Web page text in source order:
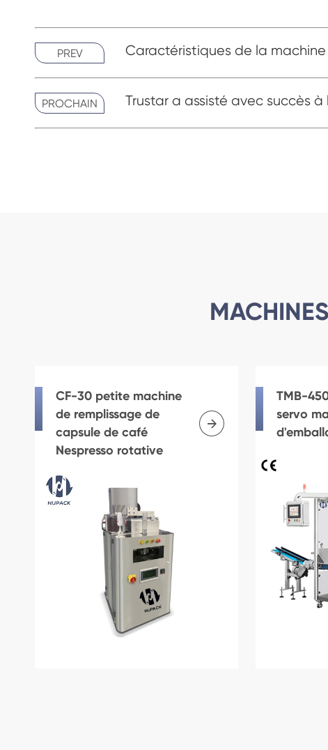
PREV Caractéristiques de la
PROCHAIN Trustar a assisté avec succès
CF-30 petite machine
de remplissage de
capsule de café
Nespresso rotative

TMB-
servo